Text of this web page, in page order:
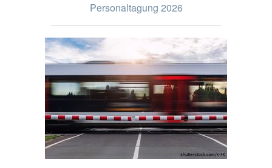
Personaltagung 2026